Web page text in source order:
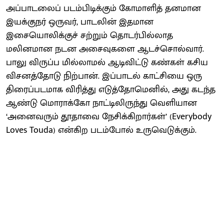
அப்பாடலைப் படம்பிடிக்கும் கோமாளித் தனமான
இயக்குநர் ஒருவர், பாடலின் இதமான
இசையொலிக்குச் சற்றும் தொடர்பில்லாத
மலினமான நடன அசைவுகளை ஆடச்சொல்வார்.
பாலு விருப்ப மில்லாமல் ஆடிவிட்டு கண்கள் கசிய
விசனத்தோடு நிற்பான். இப்பாடல் காட்சியை ஒரு
திரைப்படமாக விரித்து எடுத்தோமெனில், அது கடந்த
ஆண்டு மொராக்கோ நாட்டிலிருந்து வெளியான
‘அனைவரும் தூதாவை நேசிக்கிறார்கள்’ (Everybody
Loves Touda) என்கிற படம்போல் உருவெடுக்கும்.